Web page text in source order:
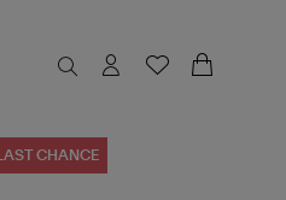
LAST CHANCE